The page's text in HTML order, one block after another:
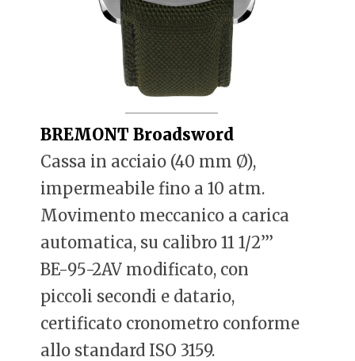
BREMONT Broadsword
Cassa in acciaio (40 mm Ø),
impermeabile fino a 10 atm.
Movimento meccanico a carica
automatica, su calibro 11 1/2’’’
BE-95-2AV modificato, con
piccoli secondi e datario,
certificato cronometro conforme
allo standard ISO 3159.